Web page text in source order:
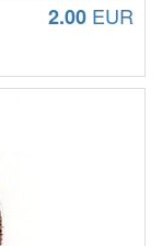
2.00 EUR